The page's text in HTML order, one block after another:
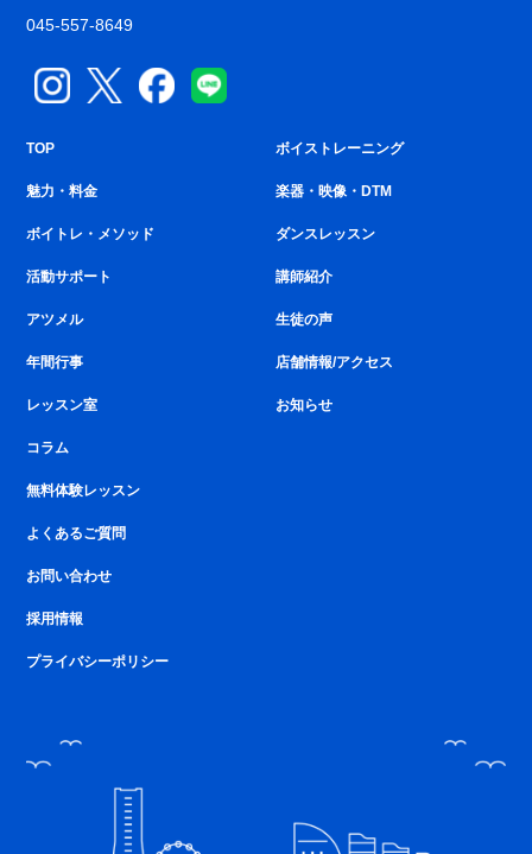
045-557-8649
TOP
魅力・料金
ボイトレ・メソッド
活動サポート
アツメル
年間行事
レッスン室
ボイストレーニング
楽器・映像・DTM
ダンスレッスン
講師紹介
生徒の声
店舗情報/アクセス
お知らせ
コラム
無料体験レッスン
よくあるご質問
お問い合わせ
採用情報
プライバシーポリシー